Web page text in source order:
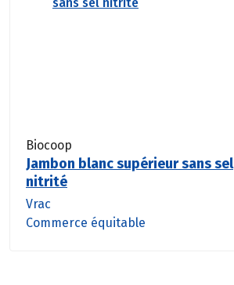
Biocoop
Jambon blanc supérieur sans sel
nitrité
Vrac
Commerce équitable